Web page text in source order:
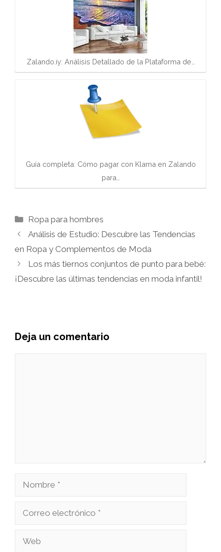
Zalando.iy: Análisis Detallado de la Plataforma de…
Guía completa: Cómo pagar con Klarna en Zalando
para…
Categorías
Ropa para hombres
Análisis de Estudio: Descubre las Tendencias
en Ropa y Complementos de Moda
Los más tiernos conjuntos de punto para bebé:
¡Descubre las últimas tendencias en moda infantil!
Deja un comentario
Nombre
Correo
Web